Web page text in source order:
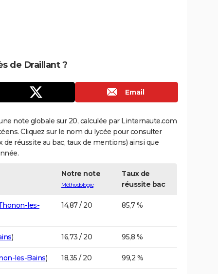
de Draillant ?
Email
note globale sur 20, calculée par Linternaute.com
Cliquez sur le nom du lycée pour consulter
réussite au bac, taux de mentions) ainsi que
Notre note
Méthodologie
Taux de
réussite bac
les- 14,87 / 20 85,7 %
) 16,73 / 20 95,8 %
les-Bains) 18,35 / 20 99,2 %